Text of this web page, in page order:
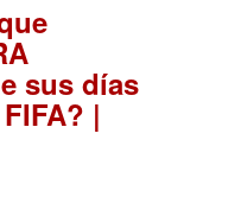
sus días
|